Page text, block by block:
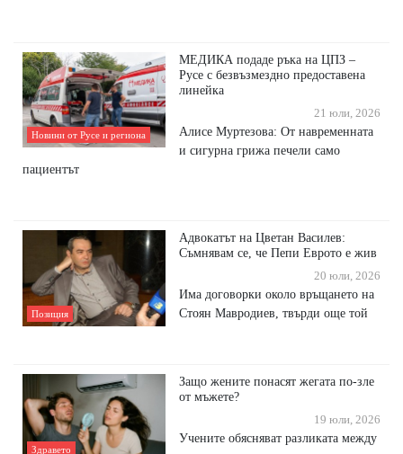
Новини от Русе и региона
МЕДИКА подаде ръка на ЦПЗ –
Русе с безвъзмездно предоставена
линейка
21 юли, 2026
Алисе Муртезова: От навременната
и сигурна грижа печели само
пациентът
Позиция
Адвокатът на Цветан Василев:
Съмнявам се, че Пепи Еврото е жив
20 юли, 2026
Има договорки около връщането на
Стоян Мавродиев, твърди още той
Здравето
Защо жените понасят жегата по-зле
от мъжете?
19 юли, 2026
Учените обясняват разликата между